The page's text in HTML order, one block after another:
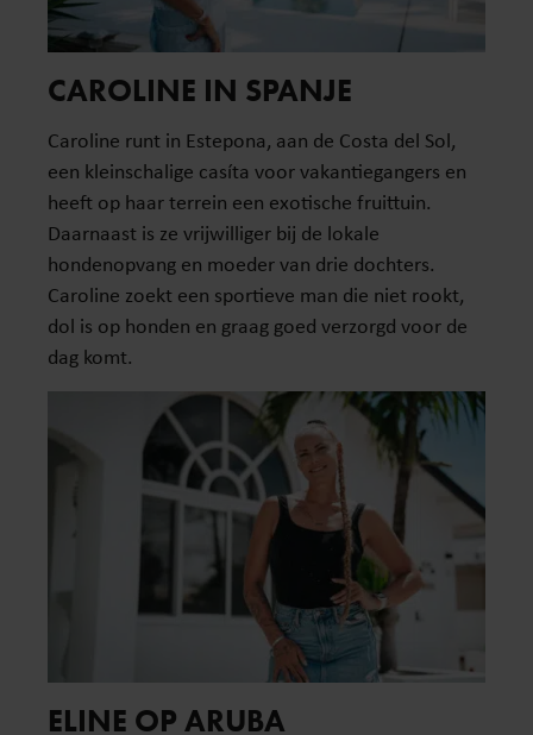
CAROLINE IN SPANJE
Caroline runt in Estepona, aan de Costa del Sol,
een kleinschalige casíta voor vakantiegangers en
heeft op haar terrein een exotische fruittuin.
Daarnaast is ze vrijwilliger bij de lokale
hondenopvang en moeder van drie dochters.
Caroline zoekt een sportieve man die niet rookt,
dol is op honden en graag goed verzorgd voor de
dag komt.
ELINE OP ARUBA